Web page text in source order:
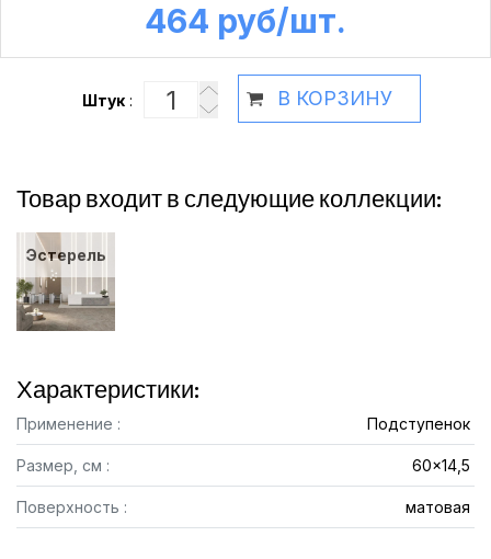
464 руб /шт.
Штук: В КОРЗИНУ
Товар входит в следующие коллекции:
Эстерель
Характеристики:
Применение : Подступенок
Размер, см : 60x14,5
Поверхность : матовая